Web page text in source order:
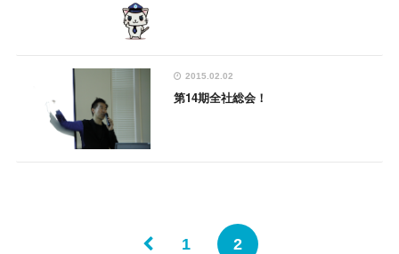
2015.02.02
第14期全社総会！
1 2